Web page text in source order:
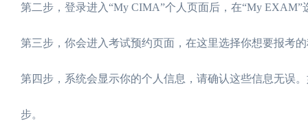
第二步，登录进入“My CIMA”个人页面后，在“My EXAM”
第三步，你会进入考试预约页面，在这里选择你想要报考的
第四步，系统会显示你的个人信息，请确认这些信息无误
步。